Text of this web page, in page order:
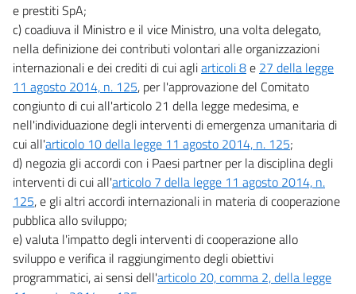
e prestiti SpA;
c) coadiuva il Ministro e il vice Ministro, una volta delegato,
nella definizione dei contributi volontari alle organizzazioni
internazionali e dei crediti di cui agliarticoli 8e 27 della legge
11 agosto 2014, n. 125, per l'approvazione del Comitato
congiunto di cui all'articolo 21 della legge medesima, e
nell'individuazione degli interventi di emergenza umanitaria di
cui all'articolo 10 della legge 11 agosto 2014, n. 125;
d) negozia gli accordi con i Paesi partner per la disciplina degli
interventi di cui all'articolo 7 della legge 11 agosto 2014, n.
125, e gli altri accordi internazionali in materia di cooperazione
pubblica allo sviluppo;
e) valuta l'impatto degli interventi di cooperazione allo
sviluppo e verifica il raggiungimento degli obiettivi
programmatici, ai sensi dell'articolo 20, comma 2, della legge